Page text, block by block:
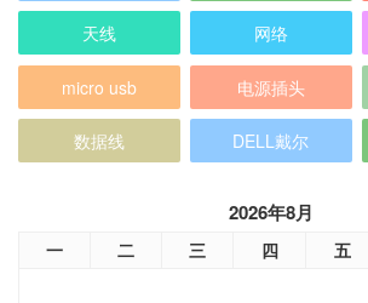
天线 网络
micro usb 电源插头
数据线 DELL戴尔
2026年8月
一 二 三 四 五